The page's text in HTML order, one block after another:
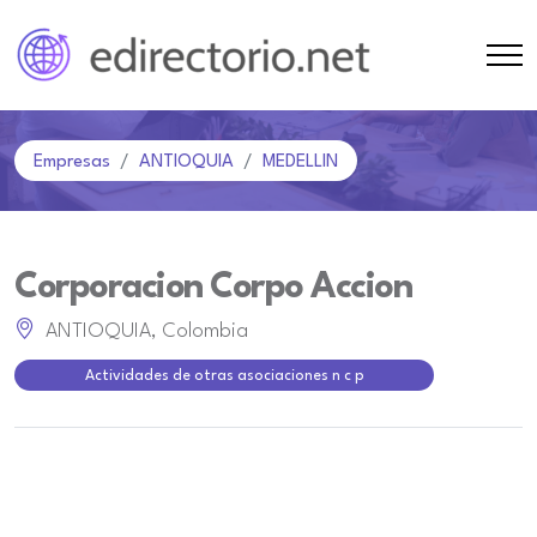
Empresas ANTIOQUIA MEDELLIN
Corporacion Corpo Accion
ANTIOQUIA, Colombia
Actividades de otras asociaciones n c p